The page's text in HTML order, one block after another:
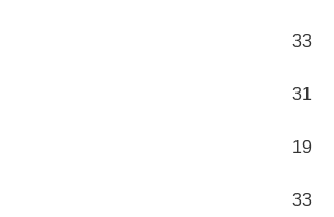
33
31
19
33